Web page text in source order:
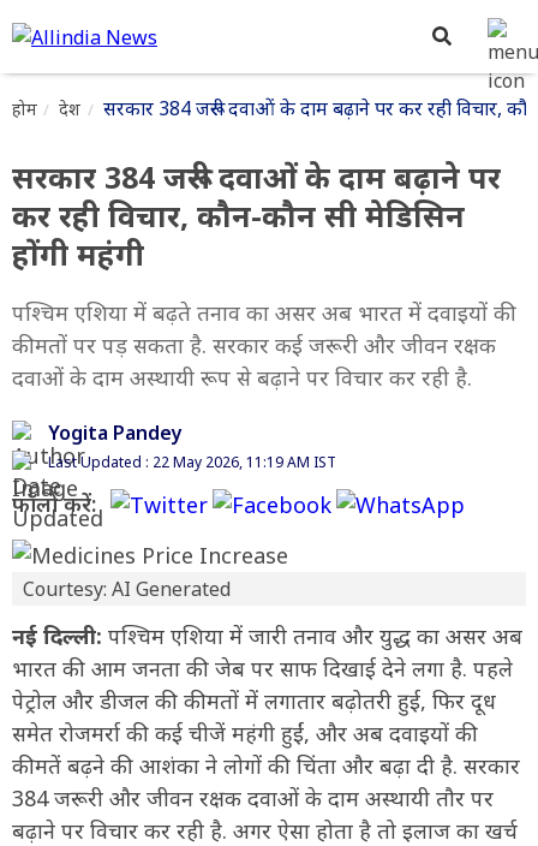
होम देश सरकार 384 जरूरी दवाओं के दाम बढ़ाने पर कर रही विचार,
सरकार 384 जरूरी दवाओं के दाम बढ़ाने पर
कर रही विचार, कौन-कौन सी मेडिसिन
होंगी महंगी
पश्चिम एशिया में बढ़ते तनाव का असर अब भारत में दवाइयों की
कीमतों पर पड़ सकता है. सरकार कई जरूरी और जीवन रक्षक
दवाओं के दाम अस्थायी रूप से बढ़ाने पर विचार कर रही है.
Yogita Pandey
Last Updated : 22 May 2026, 11:19 AM IST
फॉलो करें:
Courtesy: AI Generated
नई दिल्ली: पश्चिम एशिया में जारी तनाव और युद्ध का असर अब
भारत की आम जनता की जेब पर साफ दिखाई देने लगा है. पहले
पेट्रोल और डीजल की कीमतों में लगातार बढ़ोतरी हुई, फिर दूध
समेत रोजमर्रा की कई चीजें महंगी हुईं, और अब दवाइयों की
कीमतें बढ़ने की आशंका ने लोगों की चिंता और बढ़ा दी है. सरकार
384 जरूरी और जीवन रक्षक दवाओं के दाम अस्थायी तौर पर
बढ़ाने पर विचार कर रही है. अगर ऐसा होता है तो इलाज का खर्च